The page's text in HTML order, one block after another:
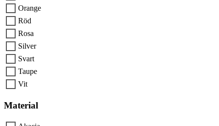
Orange
Röd
Rosa
Silver
Svart
Taupe
Vit
Material